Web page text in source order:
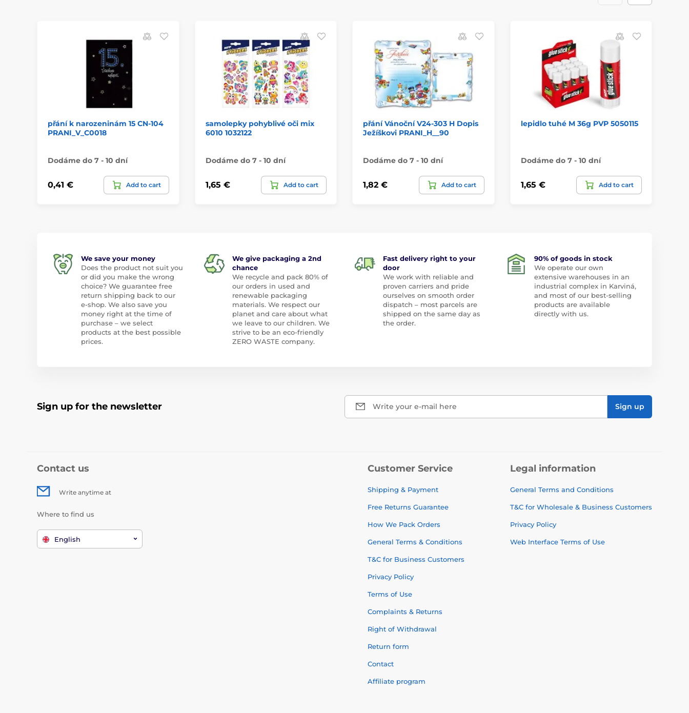
přání k narozeninám 15 CN-104
PRANI_V_C0018
Dodáme do 7 - 10 dní
0,41 € Add to cart
samolepky pohyblivé oči mix
6010 1032122
Dodáme do 7 - 10 dní
1,65 € Add to cart
přání Vánoční V24-303 H Dopis
Ježíškovi PRANI_H__90
Dodáme do 7 - 10 dní
1,82 € Add to cart
lepidlo tuhé M 36g PVP 5050115
Dodáme do 7 - 10 dní
1,65 € Add to cart
We save your money
Does the product not suit you
or did you make the wrong
choice? We guarantee free
return shipping back to our
e-shop. We also save you
money right at the time of
purchase – we select
products at the best possible
prices.
We give packaging a 2nd
chance
We recycle and pack 80% of
our orders in used and
renewable packaging
materials. We respect our
planet and care about what
we leave to our children. We
strive to be an eco-friendly
ZERO WASTE company.
Fast delivery right to your
door
We work with reliable and
proven carriers and pride
ourselves on smooth order
dispatch – most parcels are
shipped on the same day as
the order.
90% of goods in stock
We operate our own
extensive warehouses in an
industrial complex in Karviná,
and most of our best-selling
products are available
directly with us.
Sign up for the newsletter Write your e-mail here Sign up
Contact us
Write anytime at
Where to find us
English
Customer Service
Shipping & Payment
Free Returns Guarantee
How We Pack Orders
General Terms & Conditions
T&C for Business Customers
Privacy Policy
Terms of Use
Complaints & Returns
Right of Withdrawal
Return form
Contact
Affiliate program
Legal information
General Terms and Conditions
T&C for Wholesale & Business Customers
Privacy Policy
Web Interface Terms of Use